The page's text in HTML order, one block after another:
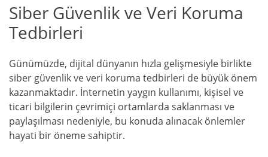
Siber Güvenlik ve Veri Koruma
Tedbirleri
Günümüzde, dijital dünyanın hızla gelişmesiyle birlikte
siber güvenlik ve veri koruma tedbirleri de büyük önem
kazanmaktadır. İnternetin yaygın kullanımı, kişisel ve
ticari bilgilerin çevrimiçi ortamlarda saklanması ve
paylaşılması nedeniyle, bu konuda alınacak önlemler
hayati bir öneme sahiptir.